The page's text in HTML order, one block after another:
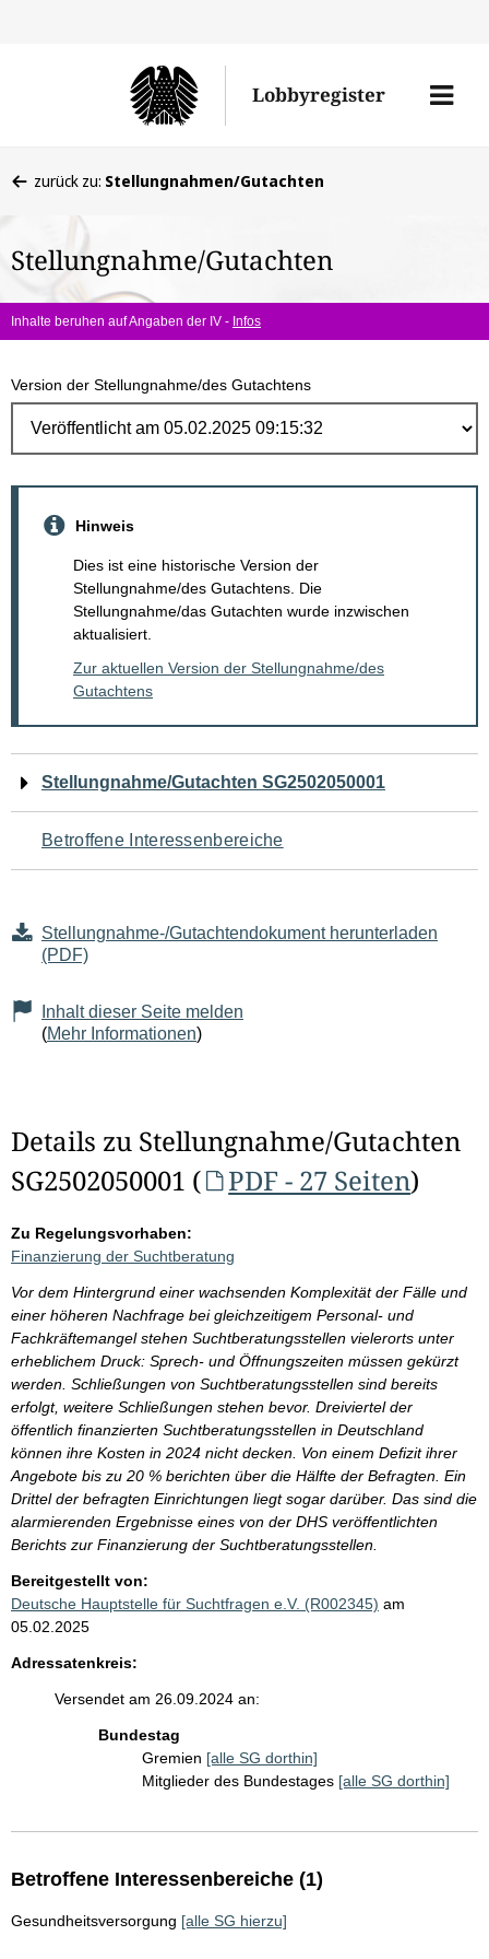
Lobbyregister
Menü
befinden
hier:
zurück zu: Stellungnahmen/Gutachten
Stellungnahme/Gutachten
Inhalte beruhen auf Angaben der IV - Infos
Version der Stellungnahme/des Gutachtens
Hinweis
Dies ist eine historische Version der
Stellungnahme/des Gutachtens. Die
Stellungnahme/das Gutachten wurde inzwischen
aktualisiert.
Zur aktuellen Version der Stellungnahme/des
Gutachtens
Navigation
für
den
Seiteninhalt
Stellungnahme/Gutachten SG2502050001
Betroffene Interessenbereiche
Stellungnahme-/Gutachtendokument herunterladen
(PDF)
Inhalt dieser Seite melden
(Mehr Informationen)
Details zu Stellungnahme/Gutachten
SG2502050001 (
PDF - 27 Seiten)
Zu Regelungsvorhaben:
Finanzierung der Suchtberatung
Vor dem Hintergrund einer wachsenden Komplexität der Fälle und
einer höheren Nachfrage bei gleichzeitigem Personal- und
Fachkräftemangel stehen Suchtberatungsstellen vielerorts unter
erheblichem Druck: Sprech- und Öffnungszeiten müssen gekürzt
werden. Schließungen von Suchtberatungsstellen sind bereits
erfolgt, weitere Schließungen stehen bevor. Dreiviertel der
öffentlich finanzierten Suchtberatungsstellen in Deutschland
können ihre Kosten in 2024 nicht decken. Von einem Defizit ihrer
Angebote bis zu 20 % berichten über die Hälfte der Befragten. Ein
Drittel der befragten Einrichtungen liegt sogar darüber. Das sind die
alarmierenden Ergebnisse eines von der DHS veröffentlichten
Berichts zur Finanzierung der Suchtberatungsstellen.
Bereitgestellt von:
Deutsche Hauptstelle für Suchtfragen e.V. (R002345) am
05.02.2025
Adressatenkreis:
Versendet am 26.09.2024 an:
Bundestag
Gremien [alle SG dorthin]
Mitglieder des Bundestages [alle SG dorthin]
Betroffene Interessenbereiche (1)
Gesundheitsversorgung [alle SG hierzu]